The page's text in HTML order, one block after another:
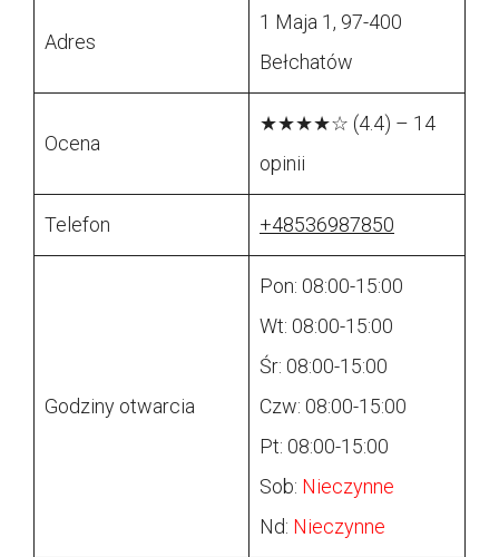
Adres
1 Maja 1, 97-400
Bełchatów
Ocena
★★★★☆ (4.4) – 14
opinii
Telefon +48536987850
Godziny otwarcia
Pon: 08:00-15:00
Wt: 08:00-15:00
Śr: 08:00-15:00
Czw: 08:00-15:00
Pt: 08:00-15:00
Sob: Nieczynne
Nd: Nieczynne